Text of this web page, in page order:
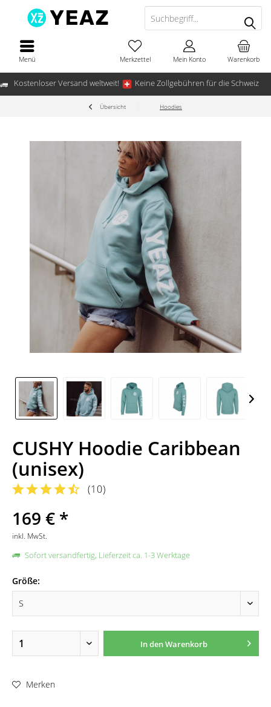
Kostenloser Versand weltweit! Keine Zollgebühren für die Schweiz
Menü Warenkorb
Merkzettel Mein Konto
Übersicht Hoodies
CUSHY Hoodie Caribbean
(unisex)
(10)
169 € *
inkl. MwSt.
Sofort versandfertig, Lieferzeit ca. 1-3 Werktage
Größe:
In denWarenkorb
Merken